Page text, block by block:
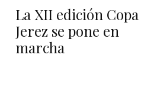
La XII edición Copa
Jerez se pone en
marcha